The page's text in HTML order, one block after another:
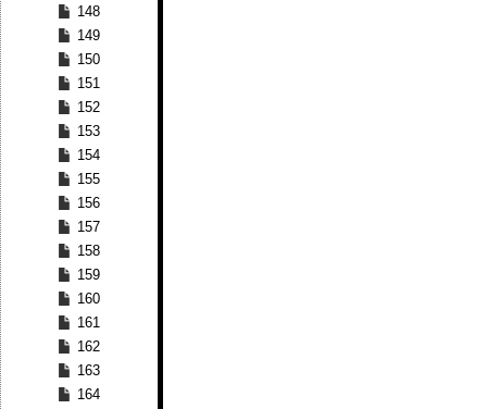
148
149
150
151
152
153
154
155
156
157
158
159
160
161
162
163
164